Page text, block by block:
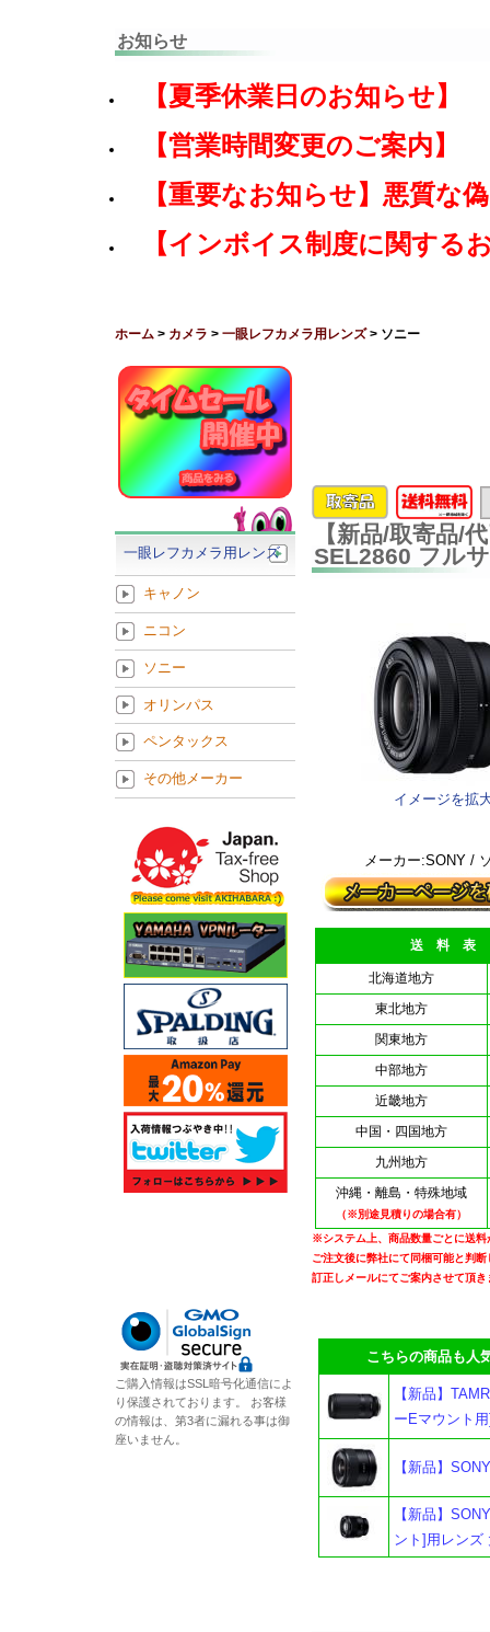
お知らせ
【夏季休業日のお知らせ】
【営業時間変更のご案内】
【重要なお知らせ】悪質な
【インボイス制度に関する
ホーム > カメラ > 一眼レフカメラ用レンズ> ソニー
【新品/取寄品/
SEL2860 フル
イメージを拡
メーカー:SONY /
送 料 表
北海道地方
東北地方
関東地方
中部地方
近畿地方
中国・四国地方
九州地方
沖縄・離島・特殊地域
（※別途見積りの場合有）
※システム上、商品数量ごとに送料
ご注文後に弊社にて同梱可能と判
訂正しメールにてご案内させて頂き
こちらの商品も人気
【新品】
ーEマウント
【新品】
【新品】
ント]用レンズ
一眼レフカメラ用レンズ
キャノン
ニコン
ソニー
オリンパス
ペンタックス
その他メーカー
ご購入情報はSSL暗号化通信によ
り保護されております。 お客様
の情報は、第3者に漏れる事は御
座いません。